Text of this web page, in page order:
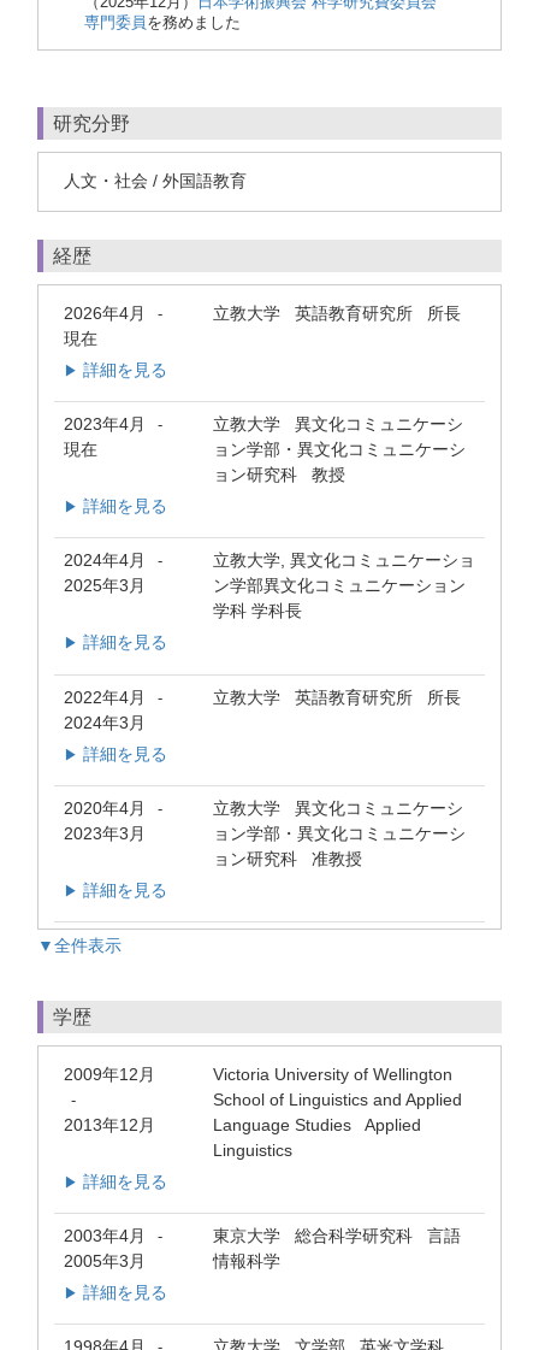
専門委員 を務めました
研究分野
人文・社会 / 外国語教育
経歴
2026年4月 -
現在
立教大学 英語教育研究所 所長
▶ 詳細を見る
2023年4月 -
現在
立教大学 異文化コミュニケーシ
ョン学部・異文化コミュニケーシ
ョン研究科 教授
▶ 詳細を見る
2024年4月 -
2025年3月
立教大学, 異文化コミュニケーショ
ン学部異文化コミュニケーション
学科 学科長
▶ 詳細を見る
2022年4月 -
2024年3月
立教大学 英語教育研究所 所長
▶ 詳細を見る
2020年4月 -
2023年3月
立教大学 異文化コミュニケーシ
ョン学部・異文化コミュニケーシ
ョン研究科 准教授
▶ 詳細を見る
▼全件表示
学歴
2009年12月
-
2013年12月
Victoria University of Wellington
School of Linguistics and Applied
Language Studies Applied
Linguistics
▶ 詳細を見る
2003年4月 -
2005年3月
東京大学 総合科学研究科 言語
情報科学
▶ 詳細を見る